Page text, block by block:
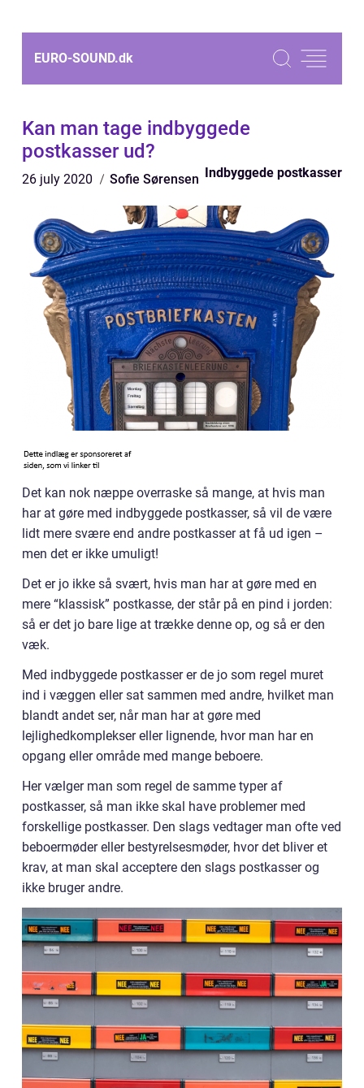
EURO-SOUND.dk
Kan man tage indbyggede
postkasser ud?
26 july 2020 Sofie Sørensen Indbyggede postkasser
Det kan nok næppe overraske så mange, at hvis man
har at gøre med indbyggede postkasser, så vil de være
lidt mere svære end andre postkasser at få ud igen –
men det er ikke umuligt!
Det er jo ikke så svært, hvis man har at gøre med en
mere “klassisk” postkasse, der står på en pind i jorden:
så er det jo bare lige at trække denne op, og så er den
væk.
Med indbyggede postkasser er de jo som regel muret
ind i væggen eller sat sammen med andre, hvilket man
blandt andet ser, når man har at gøre med
lejlighedkomplekser eller lignende, hvor man har en
opgang eller område med mange beboere.
Her vælger man som regel de samme typer af
postkasser, så man ikke skal have problemer med
forskellige postkasser. Den slags vedtager man ofte ved
beboermøder eller bestyrelsesmøder, hvor det bliver et
krav, at man skal acceptere den slags postkasser og
ikke bruger andre.